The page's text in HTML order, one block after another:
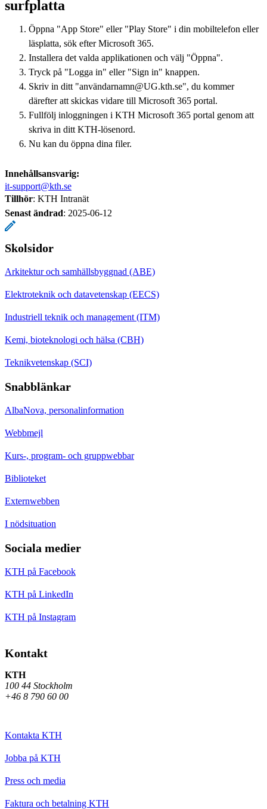
surfplatta
Öppna "App Store" eller "Play Store" i din mobiltelefon eller
läsplatta, sök efter Microsoft 365.
Installera det valda applikationen och välj "Öppna".
Tryck på "Logga in" eller "Sign in" knappen.
Skriv in ditt "användarnamn@UG.kth.se", du kommer
därefter att skickas vidare till Microsoft 365 portal.
Fullfölj inloggningen i KTH Microsoft 365 portal genom att
skriva in ditt KTH-lösenord.
Nu kan du öppna dina filer.
Innehållsansvarig:
it-support@kth.se
Tillhör: KTH Intranät
Senast ändrad: 2025-06-12
Skolsidor
Arkitektur och samhällsbyggnad (ABE)
Elektroteknik och datavetenskap (EECS)
Industriell teknik och management (ITM)
Kemi, bioteknologi och hälsa (CBH)
Teknikvetenskap (SCI)
Snabblänkar
AlbaNova, personalinformation
Webbmejl
Kurs-, program- och gruppwebbar
Biblioteket
Externwebben
I nödsituation
Sociala medier
KTH på Facebook
KTH på LinkedIn
KTH på Instagram
Kontakt
KTH
100 44 Stockholm
+46 8 790 60 00
Kontakta KTH
Jobba på KTH
Press och media
Faktura och betalning KTH